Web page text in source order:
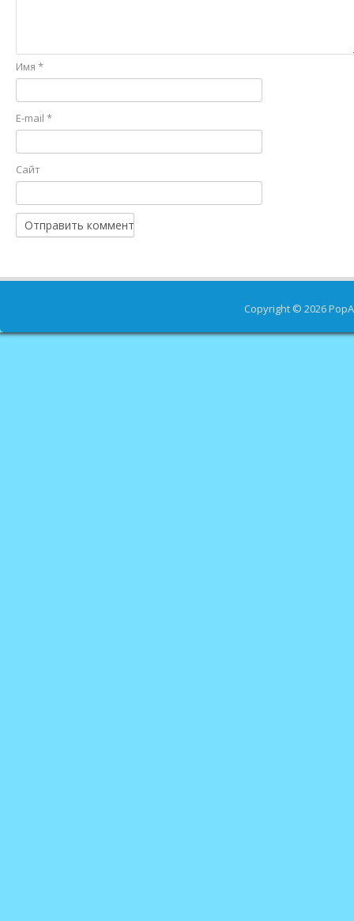
Имя *
E-mail *
Сайт
Copyright © 2026